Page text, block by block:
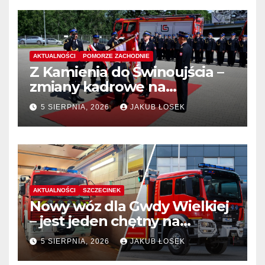
AKTUALNOŚCI POMORZE ZACHODNIE
Z Kamienia do Świnoujścia –
zmiany kadrowe na
stanowiskach komendantów
5 SIERPNIA, 2026 JAKUB ŁOSEK
AKTUALNOŚCI SZCZECINEK
Nowy wóz dla Gwdy Wielkiej
– jest jeden chętny na
dostawę
5 SIERPNIA, 2026 JAKUB ŁOSEK